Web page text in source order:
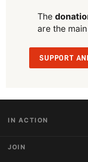
The
are the
SUPPORT
IN ACTION
Action Alerts
JOIN